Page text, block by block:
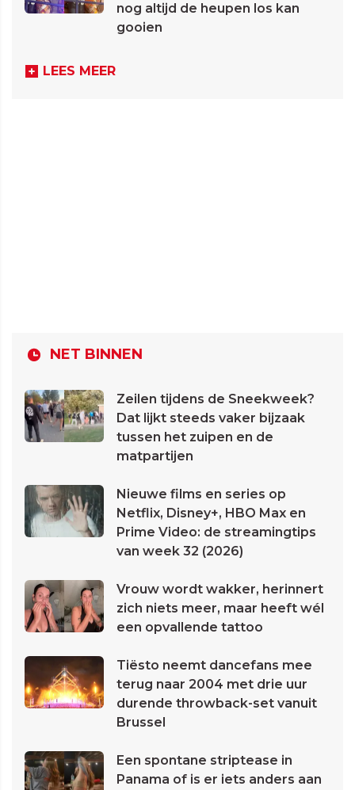
nog altijd de heupen los kan
gooien
LEES MEER
NET BINNEN
Zeilen tijdens de Sneekweek?
Dat lijkt steeds vaker bijzaak
tussen het zuipen en de
matpartijen
Nieuwe films en series op
Netflix, Disney+, HBO Max en
Prime Video: de streamingtips
van week 32 (2026)
Vrouw wordt wakker, herinnert
zich niets meer, maar heeft wél
een opvallende tattoo
Tiësto neemt dancefans mee
terug naar 2004 met drie uur
durende throwback-set vanuit
Brussel
Een spontane striptease in
Panama of is er iets anders aan